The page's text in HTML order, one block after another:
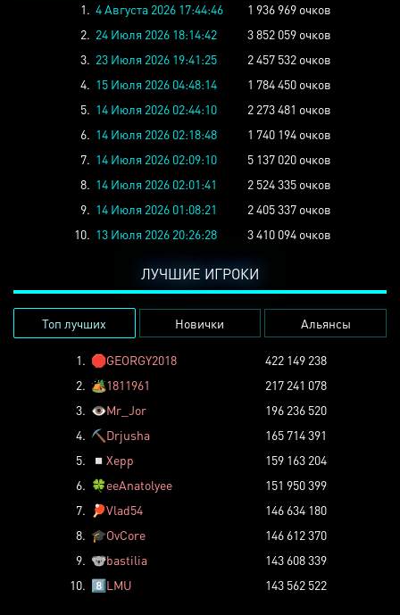
1. 4 Августа 2026 17:44:46
1 936 969 очков
2. 24 Июля 2026 18:14:42
3 852 059 очков
3. 23 Июля 2026 19:41:25
2 457 532 очков
4. 15 Июля 2026 04:48:14
1 784 450 очков
5. 14 Июля 2026 02:44:10
2 273 481 очков
6. 14 Июля 2026 02:18:48
1 740 194 очков
7. 14 Июля 2026 02:09:10
5 137 020 очков
8. 14 Июля 2026 02:01:41
2 524 335 очков
9. 14 Июля 2026 01:08:21
2 405 337 очков
10. 13 Июля 2026 20:26:28 3 410 094 очков
ЛУЧШИЕ ИГРОКИ
Топ лучших Новички Альянсы
1. 🛑GEORGY2018
422 149 238
2. 🏕️1811961
217 241 078
3. 👁️Mr_Jor
196 236 520
4. ⛏️ Drjusha
165 714 391
5.
◽ Xepp
159 163 204
6. 🍀eeAnatolyee
151 950 399
7.
🏓Vlad54
146 634 180
8. 🎓OvCore
146 612 370
9. 🐨bastilia
143 608 339
10. 8️⃣LMU 143 562 522